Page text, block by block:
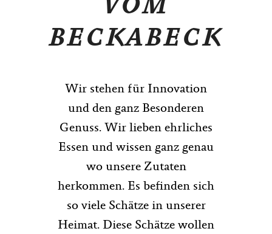
VOM
BECKABECK
Wir stehen für Innovation
und den ganz Besonderen
Genuss. Wir lieben ehrliches
Essen und wissen ganz genau
wo unsere Zutaten
herkommen. Es befinden sich
so viele Schätze in unserer
Heimat. Diese Schätze wollen